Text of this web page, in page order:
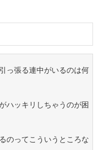
っ張る連中がいるのは何
ハッキリしちゃうのが困
のってこういうところな